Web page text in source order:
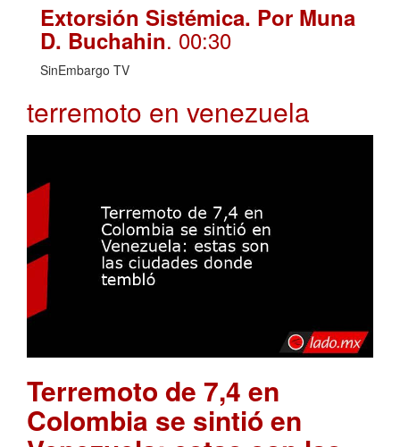
Extorsión Sistémica. Por Muna
D. Buchahin. 00:30
SinEmbargo TV
terremoto en venezuela
Terremoto de 7,4 en
Colombia se sintió en